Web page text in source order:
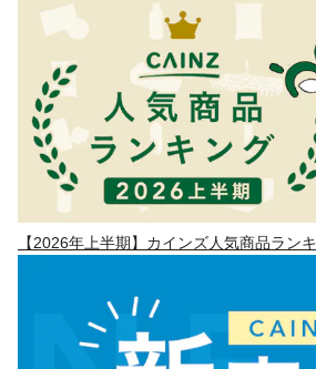
【2026年上半期】カインズ人気商品ラン